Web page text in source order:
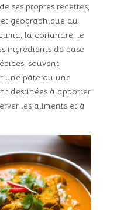
ses propres recettes,
géographique du
la coriandre, le
ingrédients de base
souvent
une pâte ou une
destinées à apporter
les aliments et à